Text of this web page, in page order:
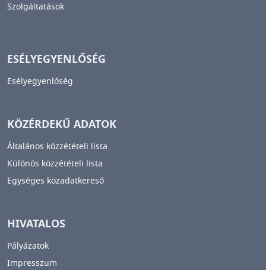
Szolgáltatások
ESÉLYEGYENLŐSÉG
Esélyegyenlőség
KÖZÉRDEKŰ ADATOK
Általános közzétételi lista
Különös közzétételi lista
Egységes közadatkereső
HIVATALOS
Pályázatok
Impresszum